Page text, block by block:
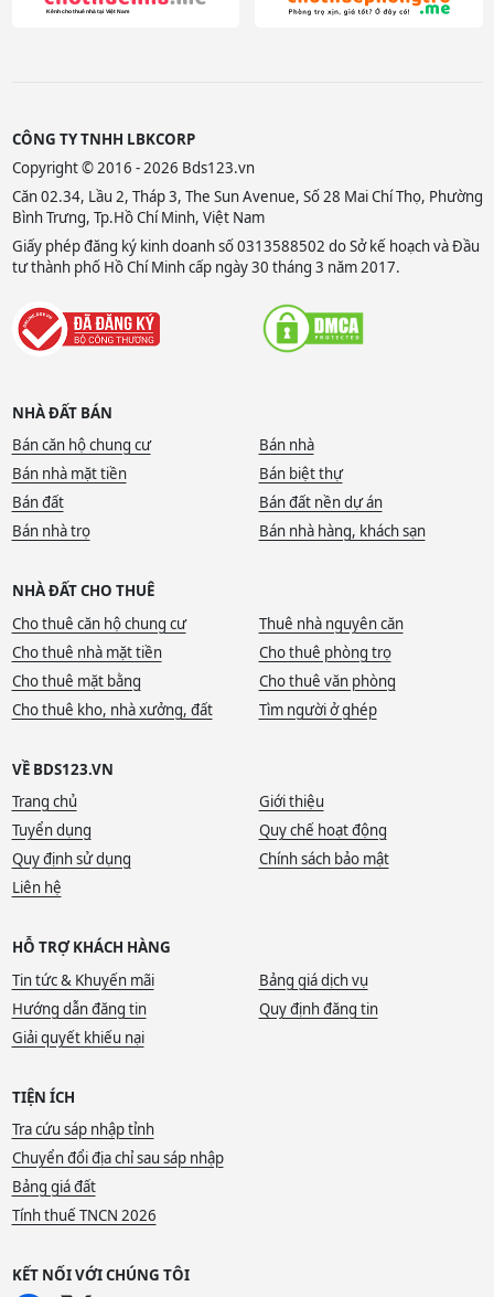
CÔNG TY TNHH LBKCORP
Copyright © 2016 - 2026 Bds123.vn
Căn 02.34, Lầu 2, Tháp 3, The Sun Avenue, Số 28 Mai Chí Thọ, Phường
Bình Trưng, Tp.Hồ Chí Minh, Việt Nam
Giấy phép đăng ký kinh doanh số 0313588502 do Sở kế hoạch và Đầu
tư thành phố Hồ Chí Minh cấp ngày 30 tháng 3 năm 2017.
NHÀ ĐẤT BÁN
Bán căn hộ chung cư
Bán nhà
Bán nhà mặt tiền
Bán biệt thự
Bán đất
Bán đất nền dự án
Bán nhà trọ
Bán nhà hàng, khách sạn
NHÀ ĐẤT CHO THUÊ
Cho thuê căn hộ chung cư
Thuê nhà nguyên căn
Cho thuê nhà mặt tiền
Cho thuê phòng trọ
Cho thuê mặt bằng
Cho thuê văn phòng
Cho thuê kho, nhà xưởng, đất
Tìm người ở ghép
VỀ BDS123.VN
Trang chủ
Giới thiệu
Tuyển dụng
Quy chế hoạt động
Quy định sử dụng
Chính sách bảo mật
Liên hệ
HỖ TRỢ KHÁCH HÀNG
Tin tức & Khuyến mãi
Bảng giá dịch vụ
Hướng dẫn đăng tin
Quy định đăng tin
Giải quyết khiếu nại
TIỆN ÍCH
Tra cứu sáp nhập tỉnh
Chuyển đổi địa chỉ sau sáp nhập
Bảng giá đất
Tính thuế TNCN 2026
KẾT NỐI VỚI CHÚNG TÔI